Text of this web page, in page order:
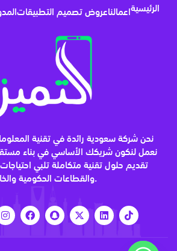
الرئيسيةاعمالناعروض تصميم التطبيقات
نحن شركة سعودية رائدة في تقنية
نعمل لنكون شريكك الأساسي في بناء
تقديم حلول تقنية متكاملة تلبي
والقطاعات الحكومية والخاصة.